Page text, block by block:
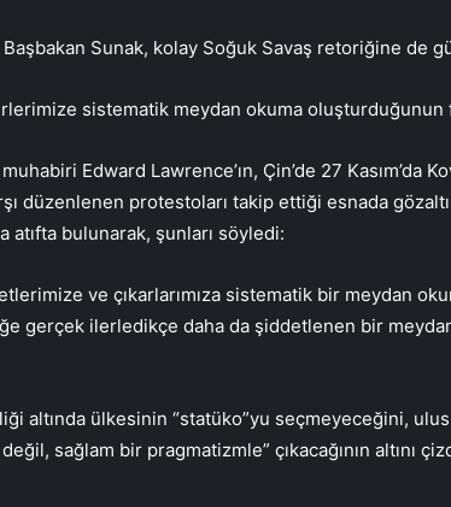
Sunak, kolay Soğuk Savaş retoriğine de
sistematik meydan okuma oluşturduğunun
Edward Lawrence’ın, Çin’de 27 Kasım’da
düzenlenen protestoları takip ettiği esnada
atıfta bulunarak, şunları söyledi:
ve çıkarlarımıza sistematik bir meydan
gerçek ilerledikçe daha da şiddetlenen bir
altında ülkesinin “statüko”yu seçmeyeceğini,
sağlam bir pragmatizmle” çıkacağının altını